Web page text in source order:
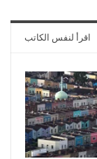
اقرأ لنفس الكاتب